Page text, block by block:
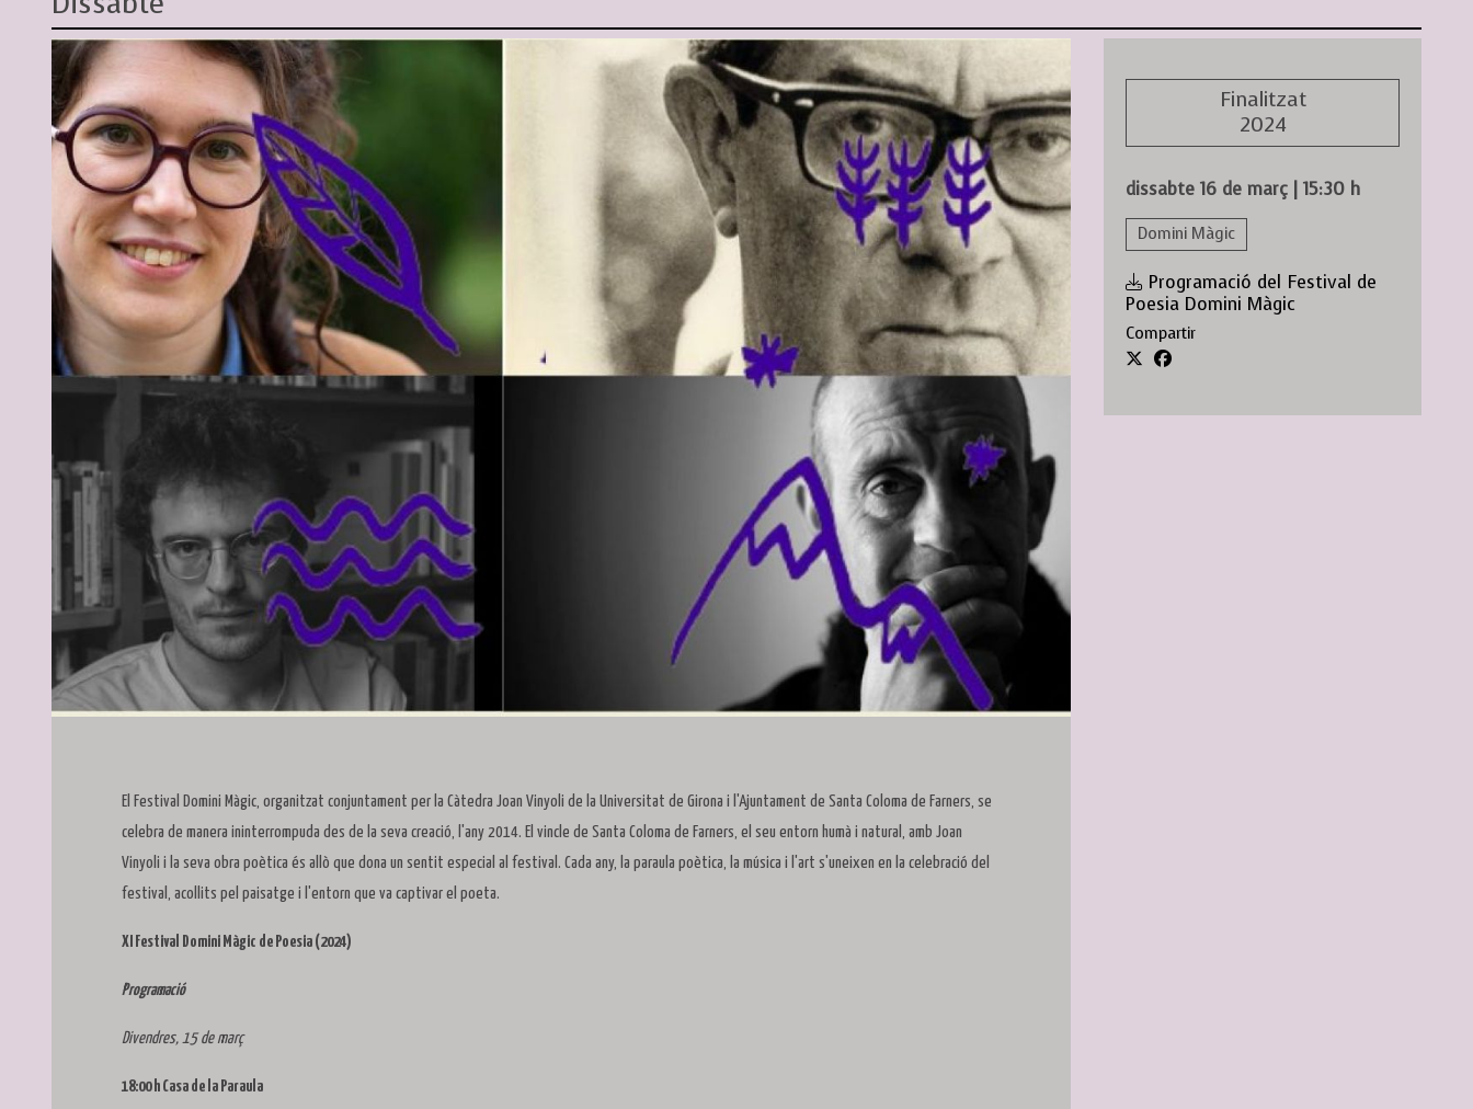
Finalitzat
2024
dissabte 16 de març | 15:30 h
Domini Màgic
Programació del Festival de
Poesia Domini Màgic
Compartir
El Festival Domini Màgic, organitzat conjuntament per la Càtedra Joan Vinyoli de la Universitat de Girona i l'Ajuntament de Santa Coloma de Farners, se
celebra de manera ininterrompuda des de la seva creació, l'any 2014. El vincle de Santa Coloma de Farners, el seu entorn humà i natural, amb Joan
Vinyoli i la seva obra poètica és allò que dona un sentit especial al festival. Cada any, la paraula poètica, la música i l'art s'uneixen en la celebració del
festival, acollits pel paisatge i l'entorn que va captivar el poeta.
XI Festival Domini M àgic de Poesia (2024)
Programació
Divendres, 15 de març
18:00 h Casa de la Paraula